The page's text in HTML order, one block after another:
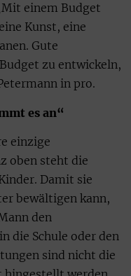
einem Budget
Kunst, eine
Gute
zu entwickeln,
in pro.
es an“
einzige
oben steht die
Damit sie
bewältigen kann,
den
die Schule oder den
sind nicht die